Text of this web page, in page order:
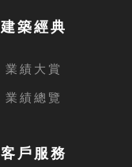
建築經典
業績大賞
業績總覽
客戶服務